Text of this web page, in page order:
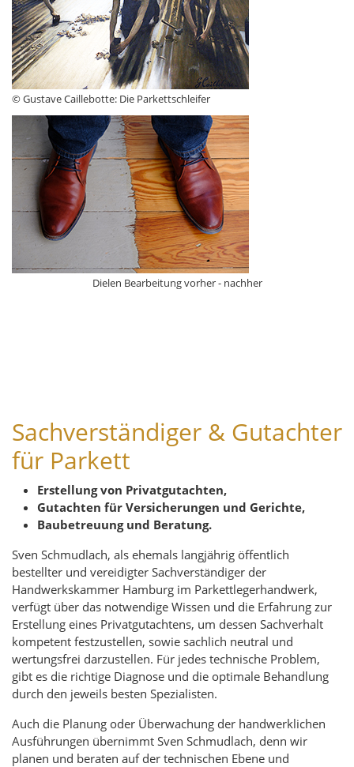
© Gustave Caillebotte: Die Parkettschleifer
Dielen Bearbeitung vorher - nachher
Sachverständiger & Gutachter
für Parkett
Erstellung von Privatgutachten,
Gutachten für Versicherungen und Gerichte,
Baubetreuung und Beratung.
Sven Schmudlach, als ehemals langjährig öffentlich
bestellter und vereidigter Sachverständiger der
Handwerkskammer Hamburg im Parkettlegerhandwerk,
verfügt über das notwendige Wissen und die Erfahrung zur
Erstellung eines Privatgutachtens, um dessen Sachverhalt
kompetent festzustellen, sowie sachlich neutral und
wertungsfrei darzustellen. Für jedes technische Problem,
gibt es die richtige Diagnose und die optimale Behandlung
durch den jeweils besten Spezialisten.
Auch die Planung oder Überwachung der handwerklichen
Ausführungen übernimmt Sven Schmudlach, denn wir
planen und beraten auf der technischen Ebene und